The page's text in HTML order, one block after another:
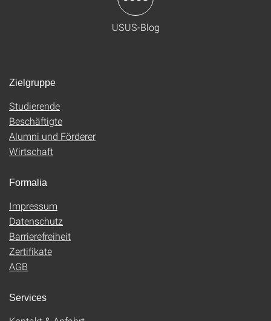
USUS-Blog
Zielgruppe
Studierende
Beschäftigte
Alumni und Förderer
Wirtschaft
Formalia
Impressum
Datenschutz
Barrierefreiheit
Zertifikate
AGB
Services